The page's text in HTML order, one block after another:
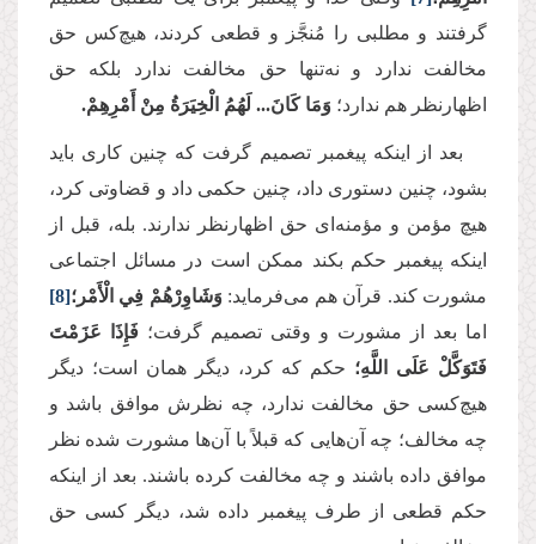
گرفتند و مطلبی را مُنجَّز و قطعی کردند، هیچ‌کس حق
مخالفت ندارد و نه‌تنها حق مخالفت ندارد بلکه حق
اظهارنظر هم ندارد؛ وَمَا كَانَ... لَهُمُ الْخِيَرَةُ مِنْ أَمْرِهِمْ.
بعد از اینکه پیغمبر تصمیم گرفت که چنین کاری باید
بشود، چنین دستوری داد، چنین حکمی داد و قضاوتی کرد،
هیچ مؤمن و مؤمنه‌ای حق اظهارنظر ندارند. بله، قبل از
اینکه پیغمبر حکم بکند ممکن است در مسائل اجتماعی
مشورت کند. قرآن هم می‌فرماید:وَشَاوِرْهُمْ فِي الْأَمْر؛[8]
اما بعد از مشورت و وقتی تصمیم گرفت؛ فَإِذَا عَزَمْتَ
فَتَوَكَّلْ عَلَى اللَّهِ؛ حکم که کرد، دیگر همان است؛ دیگر
هیچ‌کسی حق مخالفت ندارد، چه نظرش موافق باشد و
چه مخالف؛ چه آن‌هایی که قبلاً با آن‌ها مشورت شده نظر
موافق داده باشند و چه مخالفت کرده باشند. بعد از اینکه
حکم قطعی از طرف پیغمبر داده شد، دیگر کسی حق